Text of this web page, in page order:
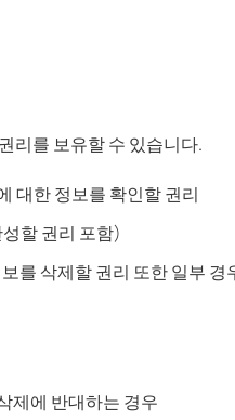
리를 보유할 수 있습니다.
대한 정보를 확인할 권리
할 권리 포함)
를 삭제할 권리 또한 일부
제에 반대하는 경우